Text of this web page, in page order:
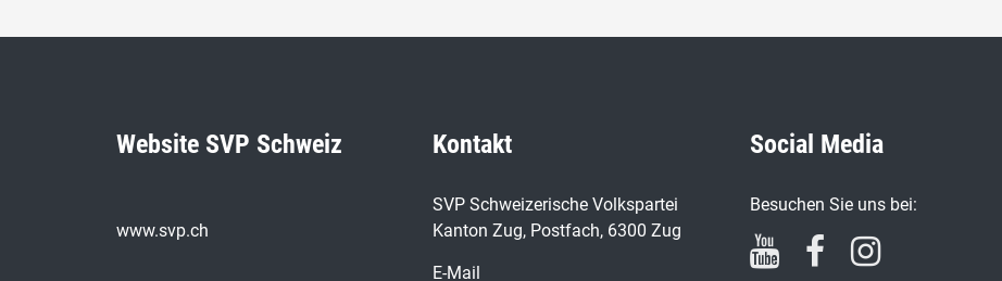
Website SVP Schweiz
www.svp.ch
Kontakt
SVP Schweizerische Volkspartei
Kanton Zug, Postfach, 6300 Zug
E-Mail
Social Media
Besuchen Sie uns bei: